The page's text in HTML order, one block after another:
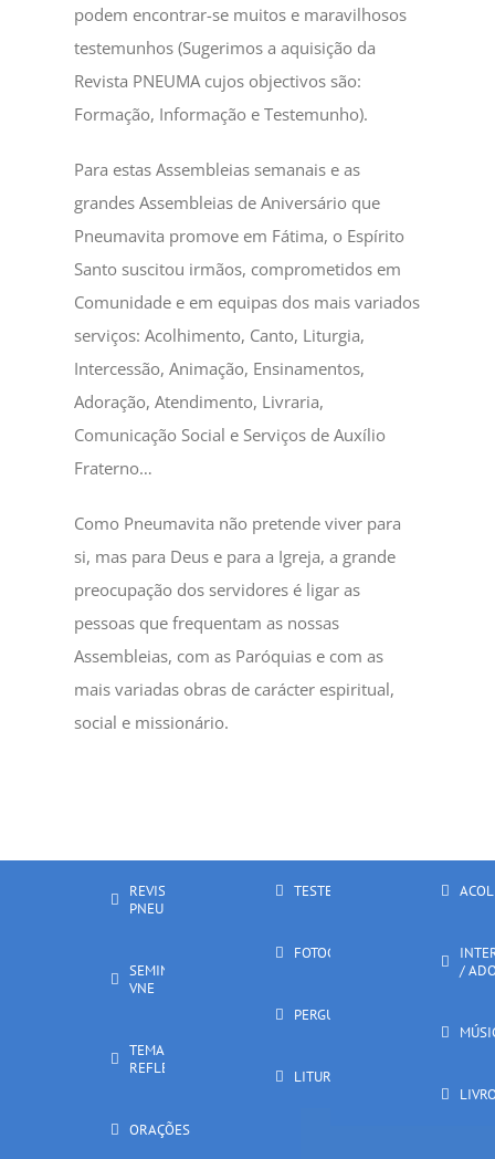
podem encontrar-se muitos e maravilhosos
testemunhos (Sugerimos a aquisição da
Revista PNEUMA cujos objectivos são:
Formação, Informação e Testemunho).
Para estas Assembleias semanais e as
grandes Assembleias de Aniversário que
Pneumavita promove em Fátima, o Espírito
Santo suscitou irmãos, comprometidos em
Comunidade e em equipas dos mais variados
serviços: Acolhimento, Canto, Liturgia,
Intercessão, Animação, Ensinamentos,
Adoração, Atendimento, Livraria,
Comunicação Social e Serviços de Auxílio
Fraterno…
Como Pneumavita não pretende viver para
si, mas para Deus e para a Igreja, a grande
preocupação dos servidores é ligar as
pessoas que frequentam as nossas
Assembleias, com as Paróquias e com as
mais variadas obras de carácter espiritual,
social e missionário.
REVISTA
PNEUMA
SEMINÁRIOS
VNE
TEMAS DE
REFLEXÃO
ORAÇÕES
TESTEMUNHOS
FOTOGRAFIA
PERGUNTAS
LITURGIA
/